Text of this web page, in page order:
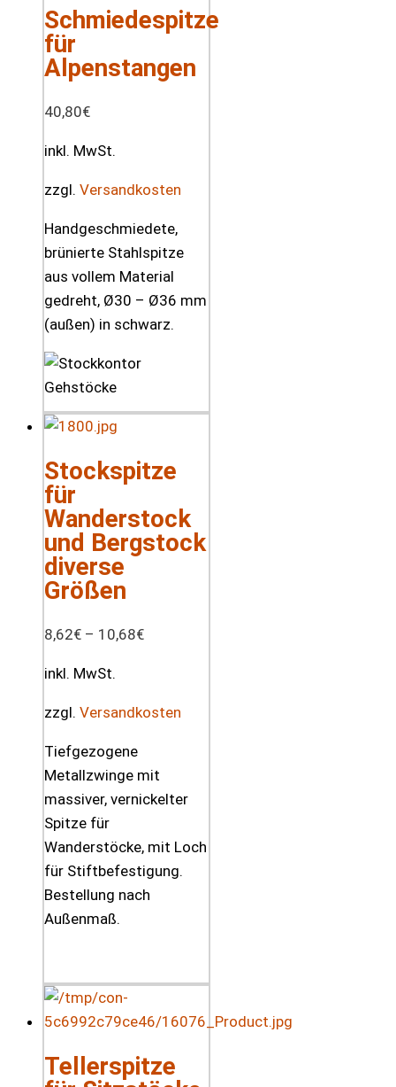
Schmiedespitze
für
Alpenstangen
40,80€
inkl. MwSt.
zzgl. Versandkosten
Handgeschmiedete,
brünierte Stahlspitze
aus vollem Material
gedreht, Ø30 – Ø36 mm
(außen) in schwarz.
Stockspitze
für
Wanderstock
und Bergstock
diverse
Größen
8,62€ – 10,68€
inkl. MwSt.
zzgl. Versandkosten
Tiefgezogene
Metallzwinge mit
massiver, vernickelter
Spitze für
Wanderstöcke, mit Loch
für Stiftbefestigung.
Bestellung nach
Außenmaß.
Tellerspitze